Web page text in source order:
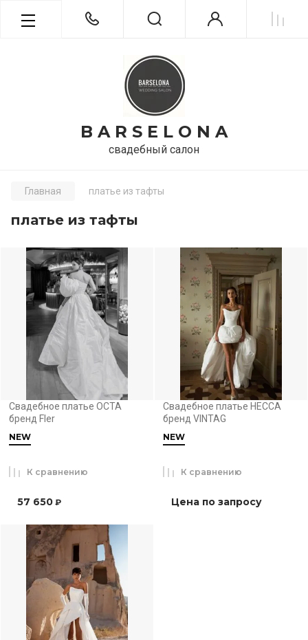
B A R S E L O N A
свадебный салон
Главная платье из тафты
платье из тафты
Свадебное платье ОСТА
бренд Fler
NEW
57 650 ₽
К сравнению
Свадебное платье НЕССА
бренд VINTAG
NEW
Цена по запросу
К сравнению